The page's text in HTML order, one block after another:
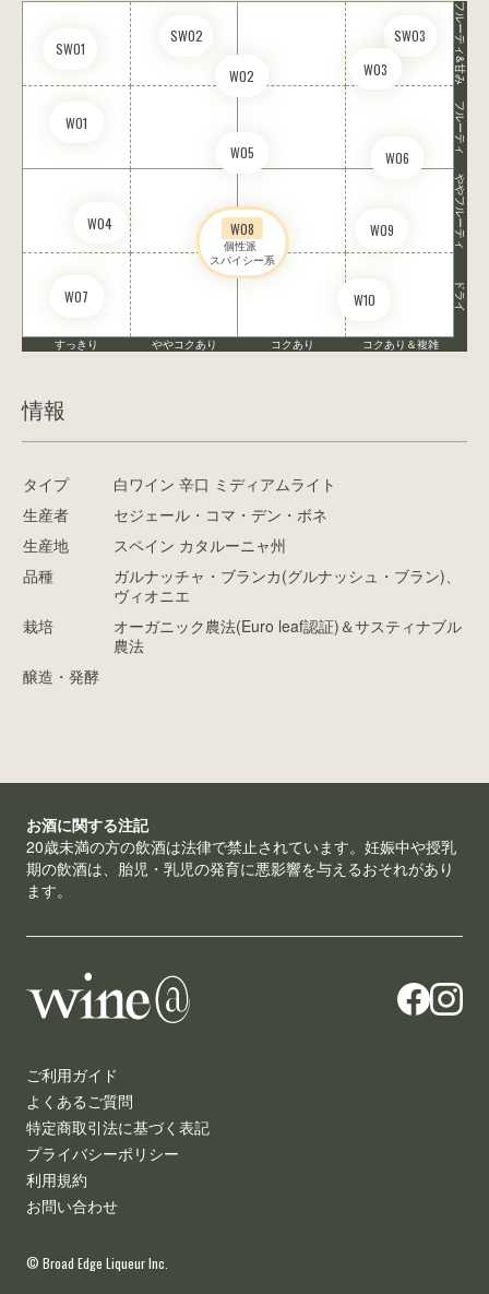
SW01
SW02 SW03
W01
W02 W03
W04
W05 W06
W07
W08
個性派
スパイシー系
W09
W10
フルーティ&甘み
フルーティ
ややフルーティ
ドライ
すっきり ややコクあり コクあり コクあり＆複雑
情報
タイプ
白ワイン 辛口 ミディアムライト
生産者
セジェール・コマ・デン・ボネ
生産地
スペイン カタルーニャ州
品種
ガルナッチャ・ブランカ(グルナッシュ・ブラン)、
ヴィオニエ
栽培
オーガニック農法(Euro leaf認証)＆サスティナブル
農法
醸造・発酵
お酒に関する注記
20歳未満の方の飲酒は法律で禁止されています。妊娠中や授乳
期の飲酒は、胎児・乳児の発育に悪影響を与えるおそれがあり
ます。
ご利用ガイド
よくあるご質問
特定商取引法に基づく表記
プライバシーポリシー
利用規約
お問い合わせ
© Broad Edge Liqueur Inc.